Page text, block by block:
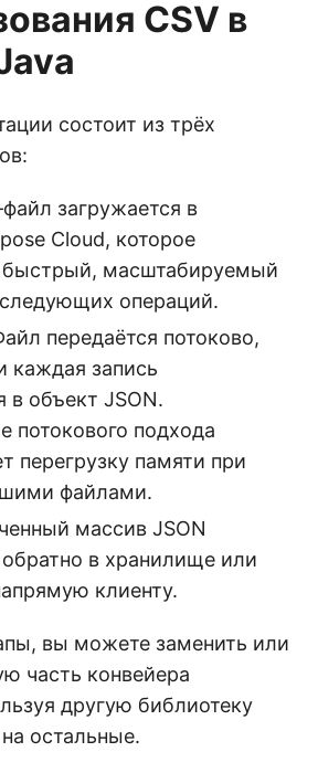
CSV в
состоит из трёх
загружается в
Cloud, которое
быстрый, масштабируемый
операций.
передаётся потоково,
каждая запись
в объект JSON.
потокового подхода
перегрузку памяти при
файлами.
массив JSON
в хранилище или
клиенту.
вы можете заменить или
часть конвейера
другую библиотеку
остальные.